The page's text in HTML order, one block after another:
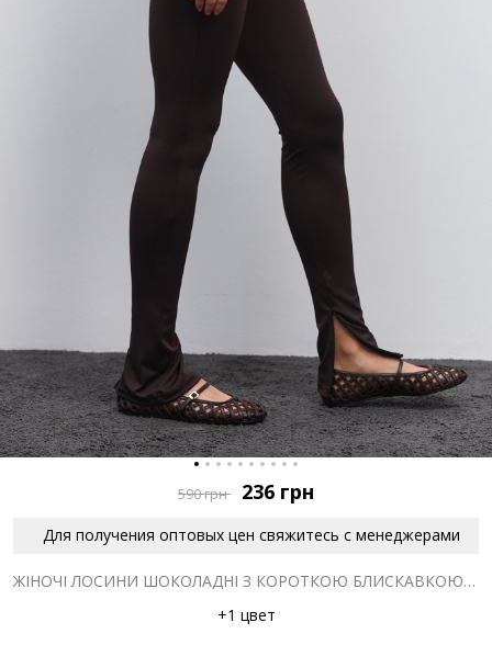
590грн 236 грн
Для получения оптовых цен свяжитесь с менеджерами
ЖІНОЧІ ЛОСИНИ ШОКОЛАДНІ З КОРОТКОЮ БЛИСКАВКОЮ ВНИЗУ
+1 цвет